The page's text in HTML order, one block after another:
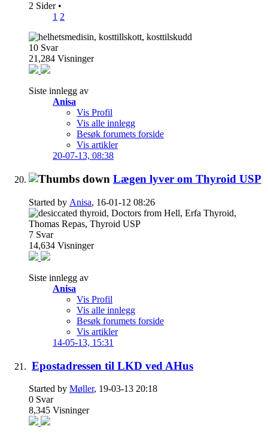
2 Sider •
1 2
10 Svar
21,284 Visninger
Siste innlegg av
Anisa
Vis Profil
Vis alle innlegg
Besøk forumets forside
Vis artikler
20-07-13, 08:38
Lægen lyver om Thyroid USP
Started by Anisa, 16-01-12 08:26
7 Svar
14,634 Visninger
Siste innlegg av
Anisa
Vis Profil
Vis alle innlegg
Besøk forumets forside
Vis artikler
14-05-13, 15:31
Epostadressen til LKD ved AHus
Started by Møller, 19-03-13 20:18
0 Svar
8,345 Visninger